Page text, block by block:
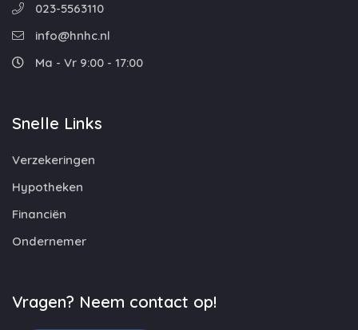
023-5563110
info@hnhc.nl
Ma - Vr 9:00 - 17:00
Snelle Links
Verzekeringen
Hypotheken
Financiën
Ondernemer
Vragen? Neem contact op!